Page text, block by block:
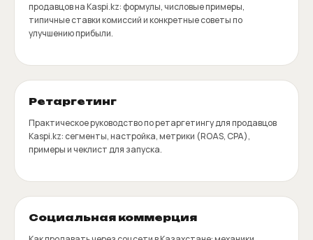
продавцов на Kaspi.kz: формулы, числовые примеры,
типичные ставки комиссий и конкретные советы по
улучшению прибыли.
Ретаргетинг
Практическое руководство по ретаргетингу для продавцов
Kaspi.kz: сегменты, настройка, метрики (ROAS, CPA),
примеры и чеклист для запуска.
Социальная коммерция